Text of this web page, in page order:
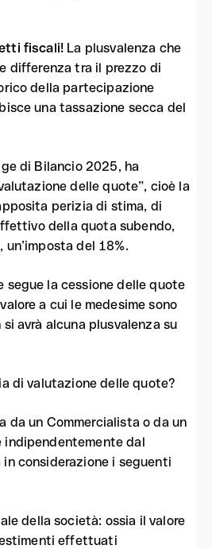
fiscali! La plusvalenza che
differenza tra il prezzo di
della partecipazione
una tassazione secca del
di Bilancio 2025, ha
delle quote”, cioè la
perizia di stima, di
della quota subendo,
del 18%.
segue la cessione delle quote
a cui le medesime sono
avrà alcuna plusvalenza su
di valutazione delle quote?
da un Commercialista o da un
indipendentemente dal
considerazione i seguenti
della società: ossia il valore
effettuati